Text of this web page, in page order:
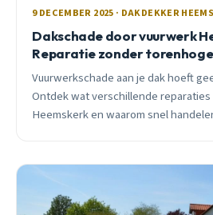
9 DECEMBER 2025 · DAKDEKKER
Dakschade door vuurwerk
Reparatie zonder
Vuurwerkschade aan je dak hoeft
Ontdek wat verschillende
Heemskerk en waarom snel